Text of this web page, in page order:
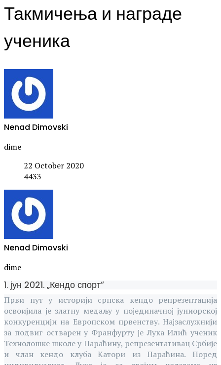
Такмичења и награде
ученика
Nenad Dimovski
dime
22 October 2020
4433
Nenad Dimovski
dime
1. јун 2021. „Кендо спорт“
Први пут у историји српска кендо репрезентација
освоијила је златну медаљу у појединачној јуниорској
конкуренцији на Европском првенству. Најзаслужнији
за подвиг остварен у Франфурту је Лука Илић ученик
Технолошке школе у Параћину, репрезентативац Србије
и члан кендо клуба Катори из Параћина. Поред